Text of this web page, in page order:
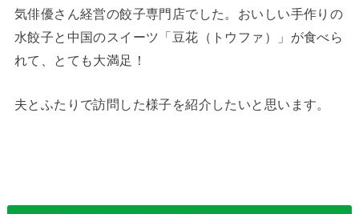
気俳優さん経営の餃子専門店でした。おいしい手作りの
水餃子と中国のスイーツ「豆花（トウファ）」が食べら
れて、とても大満足！
夫とふたりで訪問した様子を紹介したいと思います。